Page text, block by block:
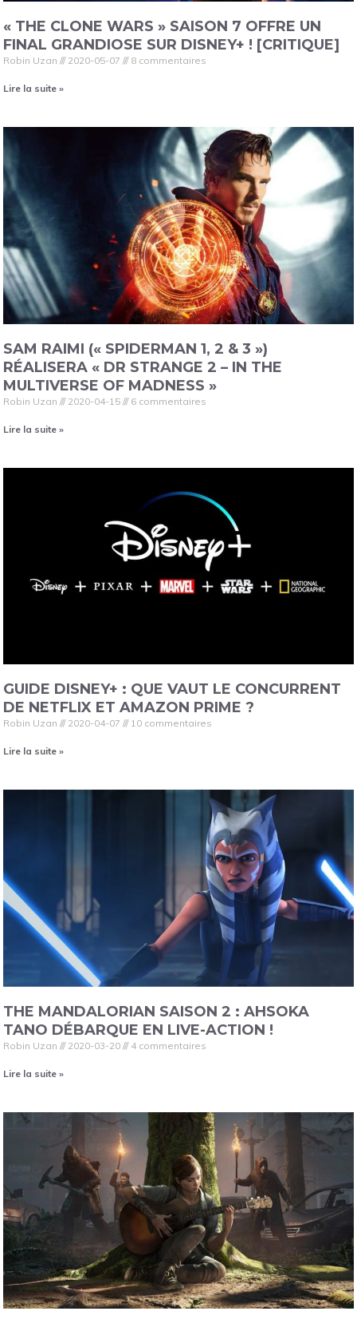
« THE CLONE WARS » SAISON 7 OFFRE UN
FINAL GRANDIOSE SUR DISNEY+ ! [CRITIQUE]
Robin Uzan 2020-05-07 8 commentaires
Lire la suite »
SAM RAIMI (« SPIDERMAN 1, 2 & 3 »)
RÉALISERA « DR STRANGE 2 – IN THE
MULTIVERSE OF MADNESS »
Robin Uzan 2020-04-15 6 commentaires
Lire la suite »
GUIDE DISNEY+ : QUE VAUT LE CONCURRENT
DE NETFLIX ET AMAZON PRIME ?
Robin Uzan 2020-04-07 10 commentaires
Lire la suite »
THE MANDALORIAN SAISON 2 : AHSOKA
TANO DÉBARQUE EN LIVE-ACTION !
Robin Uzan 2020-03-20 4 commentaires
Lire la suite »